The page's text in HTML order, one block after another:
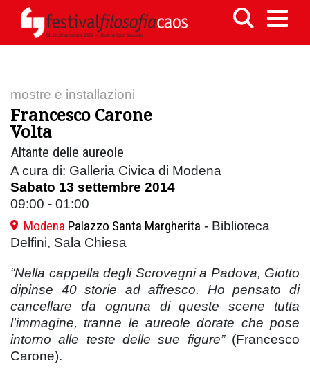
mostre e installazioni
Francesco Carone
Volta
Altante delle aureole
A cura di: Galleria Civica di Modena
Sabato 13 settembre 2014
09:00 - 01:00
Modena Palazzo Santa Margherita - Biblioteca
Delfini, Sala Chiesa
“Nella cappella degli Scrovegni a Padova, Giotto
dipinse 40 storie ad affresco. Ho pensato di
cancellare da ognuna di queste scene tutta
l'immagine, tranne le aureole dorate che pose
intorno alle teste delle sue figure” (Francesco
Carone).